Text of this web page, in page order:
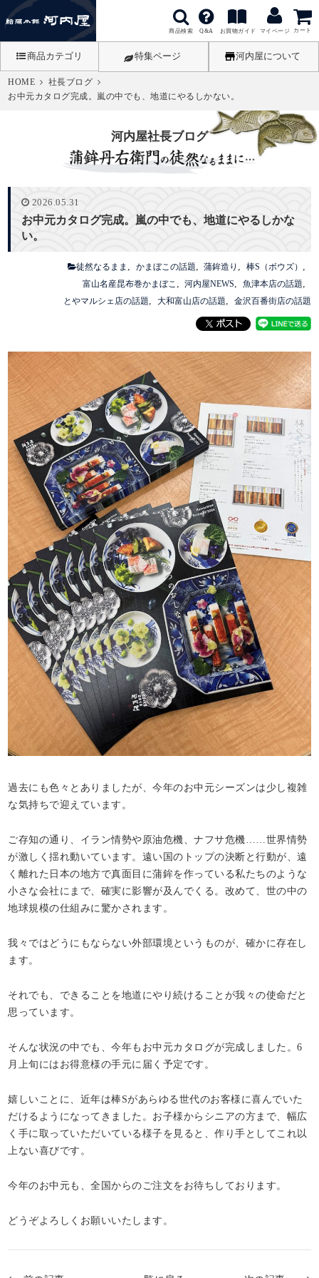
商品検索 Q&A お買物ガイド マイページ カート
商品カテゴリ 特集ページ 河内屋について
HOME
社長ブログ
お中元カタログ完成。嵐の中でも、地道にやるしかない。
河内屋社長ブログ
2026.05.31
お中元カタログ完成。嵐の中でも、地道にやるしかな
い。
徒然なるまま かまぼこの話題 蒲鉾造り
棒S（ボウズ）
富山名産昆布巻かまぼこ
河内屋NEWS
魚津本店の話題
とやマルシェ店の話題
大和富山店の話題 金沢百番街店の話題
過去にも色々とありましたが、今年のお中元シーズンは少し複雑
な気持ちで迎えています。
ご存知の通り、イラン情勢や原油危機、ナフサ危機……世界情勢
が激しく揺れ動いています。遠い国のトップの決断と行動が、遠
く離れた日本の地方で真面目に蒲鉾を作っている私たちのような
小さな会社にまで、確実に影響が及んでくる。改めて、世の中の
地球規模の仕組みに驚かされます。
我々ではどうにもならない外部環境というものが、確かに存在し
ます。
それでも、できることを地道にやり続けることが我々の使命だと
思っています。
そんな状況の中でも、今年もお中元カタログが完成しました。6
月上旬にはお得意様の手元に届く予定です。
嬉しいことに、近年は棒Sがあらゆる世代のお客様に喜んでいた
だけるようになってきました。お子様からシニアの方まで、幅広
く手に取っていただいている様子を見ると、作り手としてこれ以
上ない喜びです。
今年のお中元も、全国からのご注文をお待ちしております。
どうぞよろしくお願いいたします。